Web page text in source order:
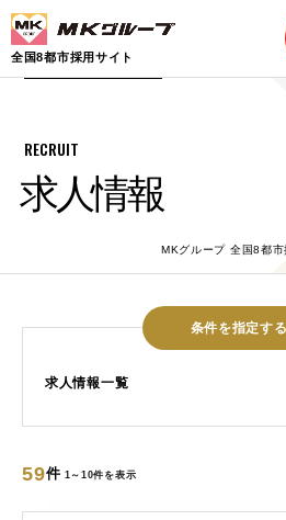
全国8都市採用サイト
RECRUIT
求人情報
MKグループ 全国8都
条件を指定する
求人情報一覧
59件 1～10件を表示